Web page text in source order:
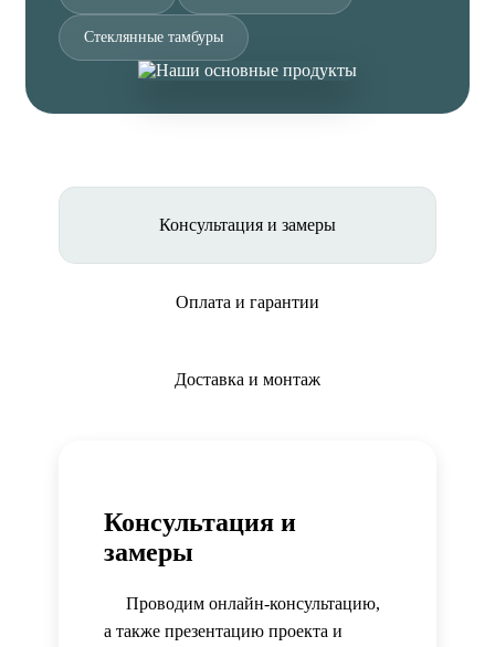
Стеклянные тамбуры
Консультация и замеры
Оплата и гарантии
Доставка и монтаж
Консультация и
замеры
Проводим онлайн-консультацию,
а также презентацию проекта и